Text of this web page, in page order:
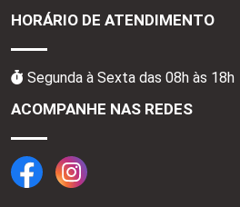
HORÁRIO DE ATENDIMENTO
Segunda à Sexta das 08h às 18h
ACOMPANHE NAS REDES